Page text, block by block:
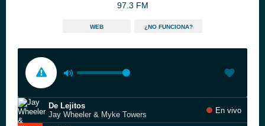
97.3 FM
WEB ¿NO FUNCIONA?
De Lejitos
Jay Wheeler & Myke Towers
En vivo